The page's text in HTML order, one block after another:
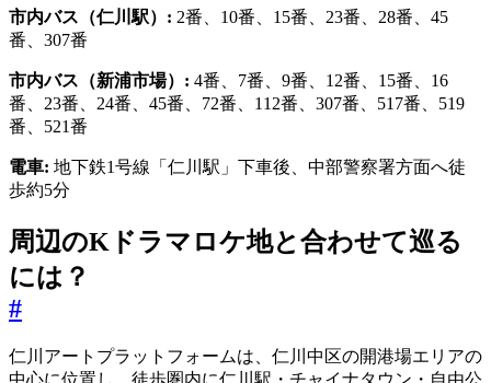
市内バス（仁川駅）: 2番、10番、15番、23番、28番、45
番、307番
市内バス（新浦市場）: 4番、7番、9番、12番、15番、16
番、23番、24番、45番、72番、112番、307番、517番、519
番、521番
電車: 地下鉄1号線「仁川駅」下車後、中部警察署方面へ徒
歩約5分
周辺のKドラマロケ地と合わせて巡る
には？
#
仁川アートプラットフォームは、仁川中区の開港場エリアの
中心に位置し、徒歩圏内に仁川駅・チャイナタウン・自由公